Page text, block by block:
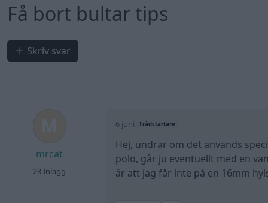
Få bort bultar tips
Skriv svar
mrcat
23 Inlägg
6 juni Trådstartare
Hej, undrar om det används
polo, går ju eventuellt med en
är att jag får inte på en 16mm